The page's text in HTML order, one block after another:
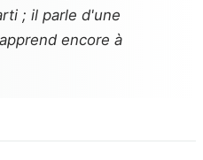
; il parle d'une
encore à